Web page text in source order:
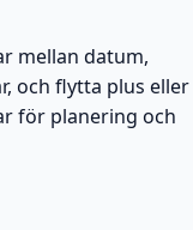
mellan datum,
och flytta plus eller
för planering och